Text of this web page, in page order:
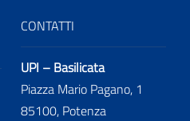
CONTATTI
UPI – Basilicata
Piazza Mario Pagano, 1
85100, Potenza